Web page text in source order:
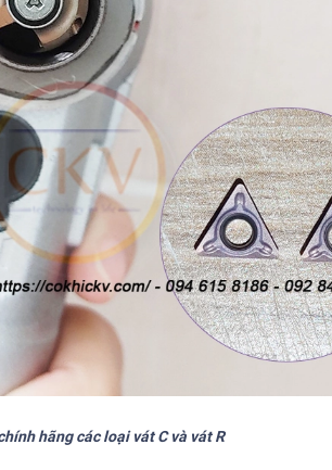
hãng các loại vát C và vát R